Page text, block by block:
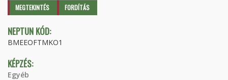
Elsődleges fülek
MEGTEKINTÉS (AKTÍVFORDÍTÁS
NEPTUN KÓD:
BMEEOFTMKO1
KÉPZÉS:
Egyéb